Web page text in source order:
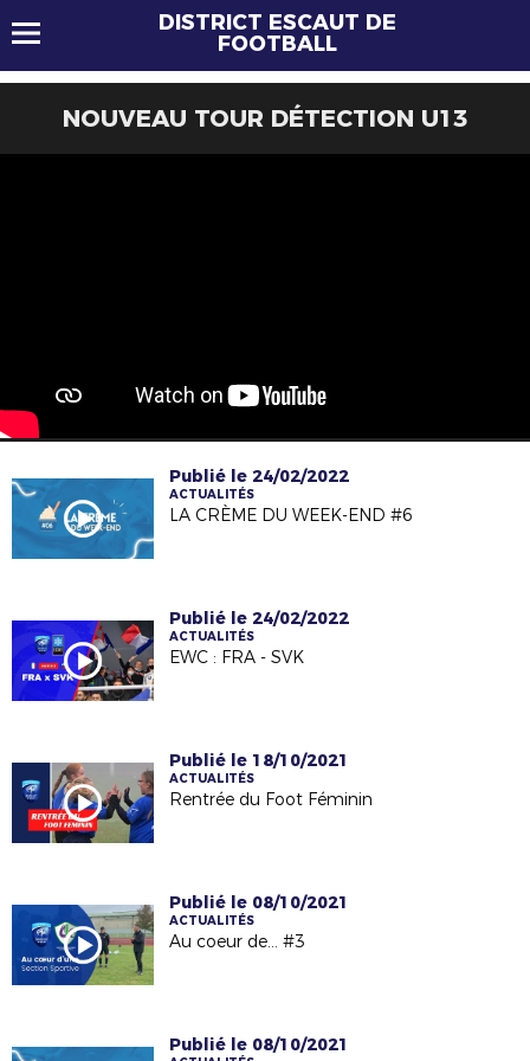
DISTRICT ESCAUT DE
FOOTBALL
NOUVEAU TOUR DÉTECTION U13
Publié le 24/02/2022
ACTUALITÉS
LA CRÈME DU WEEK-END #6
Publié le 24/02/2022
ACTUALITÉS
EWC : FRA - SVK
Publié le 18/10/2021
ACTUALITÉS
Rentrée du Foot Féminin
Publié le 08/10/2021
ACTUALITÉS
Au coeur de... #3
Publié le 08/10/2021